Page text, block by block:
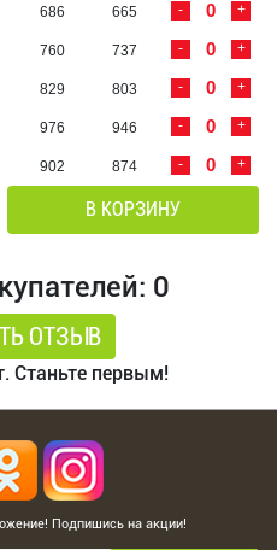
686 665 +
-
760 737 +
-
829 803 +
-
976 946 +
-
902 874 +
-
В КОРЗИНУ
0
ОТЗЫВ
Станьте первым!
Подпишись на акции!